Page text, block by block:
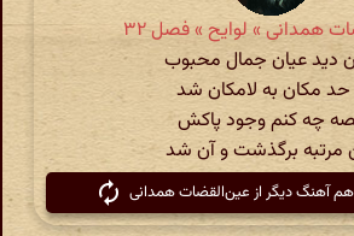
همدانی » لوایح » فصل ۳۲
دید عیان جمال محبوب
حد مکان به لامکان شد
چه کنم وجود پاکش
مرتبه برگذشت و آن شد